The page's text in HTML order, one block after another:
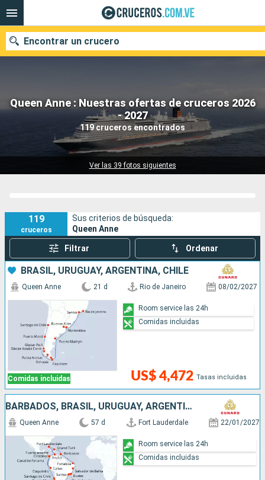
Queen Anne : Nuestras ofertas de cruceros 2026
- 2027
119 cruceros encontrados
Ver las 39 fotos siguientes
Encontrar un crucero
Nuestros destinos
Fecha de salida
119
cruceros
Sus criterios de búsqueda:
Queen Anne
Filtrar Ordenar
BRASIL, URUGUAY, ARGENTINA, CHILE
Comidas incluidas
Queen Anne 21 d Rio de Janeiro 08/02/2027
US$ 4,472 Tasas incluidas
Room service las 24h
Comidas incluidas
BARBADOS, BRASIL, URUGUAY, ARGENTINA, CHILE, PERÚ, PANAMÁ, ARUBA, ESTADOS UNIDOS
Queen Anne 57 d Fort Lauderdale 22/01/2027
Room service las 24h
Comidas incluidas